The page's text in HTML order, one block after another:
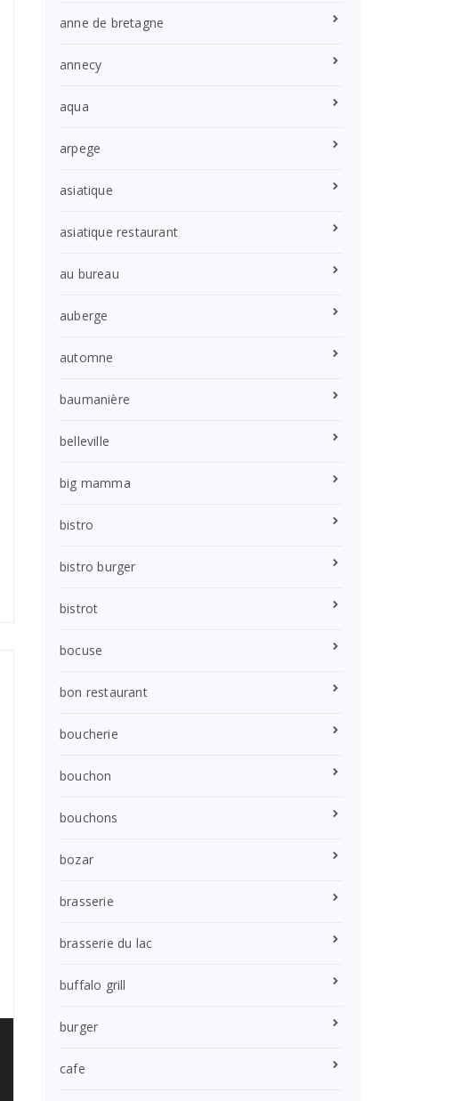
anne de bretagne
annecy
aqua
arpege
asiatique
asiatique restaurant
au bureau
auberge
automne
baumanière
belleville
big mamma
bistro
bistro burger
bistrot
bocuse
bon restaurant
boucherie
bouchon
bouchons
bozar
brasserie
brasserie du lac
buffalo grill
burger
cafe